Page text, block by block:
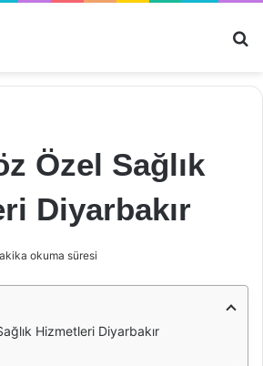
Özel Sağlık
Diyarbakır
okuma süresi
Hizmetleri Diyarbakır